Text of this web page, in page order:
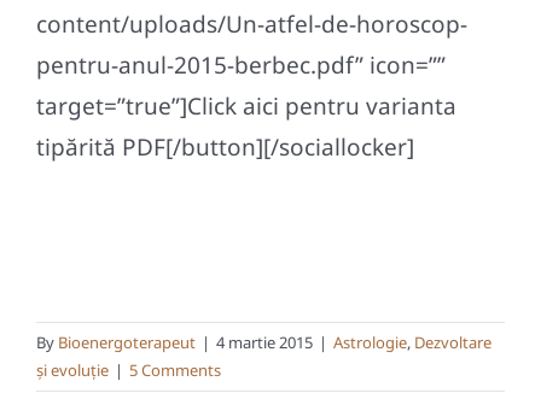
content/uploads/Un-atfel-de-horoscop-
pentru-anul-2015-berbec.pdf” icon=””
target=”true”]Click aici pentru varianta
tipărită PDF[/button][/sociallocker]
By Bioenergoterapeut | 4 martie 2015 | Astrologie, Dezvoltare
și evoluție | 5 Comments